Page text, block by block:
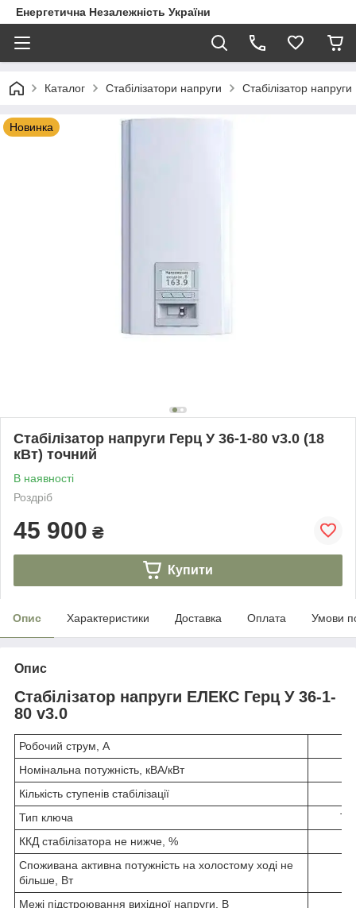
Енергетична Незалежність України
Каталог Стабілізатори напруги Стабілізатор
Новинка
Стабілізатор напруги Герц У 36-1-80 v3.0 (18
кВт) точний
В наявності
Роздріб
45 900 ₴
Купити
Опис Характеристики Доставка Оплата Умови
Опис
Стабілізатор напруги ЕЛЕКС Герц У 36-1-
80 v3.0
Робочий струм, А
Номінальна потужність, кВА/кВт
Кількість ступенів стабілізації
Тип ключа
ККД стабілізатора не нижче, %
Споживана активна потужність на холостому ході не
більше, Вт
Межі підстроювання вихідної напруги, В